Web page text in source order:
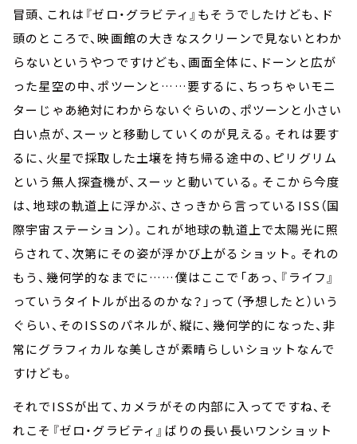
冒頭、これは『ゼロ・グラビティ』もそうでしたけども、ド
頭のところで、映画館の大きなスクリーンで見ないとわか
らないというやつですけども、画面全体に、ドーンと広が
った星空の中、ポツーンと……要するに、ちっちゃいモニ
ターじゃあ絶対にわからないぐらいの、ポツーンと小さい
白い点が、スーッと移動していくのが見える。それは要す
るに、火星で採取した土壌を持ち帰る途中の、ピリグリム
という無人探査機が、スーッと動いている。そこから今度
は、地球の軌道上に浮かぶ、さっきから言っているISS（国
際宇宙ステーション）。これが地球の軌道上で太陽光に照
らされて、次第にその姿が浮かび上がるショット。それの
もう、幾何学的なまでに……僕はここで「あっ、『ライフ』
っていうタイトルが出るのかな？」って（予想したと）いう
ぐらい、そのISSのパネルが、縦に、幾何学的になった、非
常にグラフィカルな美しさが素晴らしいショットなんで
すけども。
それでISSが出て、カメラがその内部に入ってですね、そ
れこそ『ゼロ・グラビティ』ばりの長い長いワンショット